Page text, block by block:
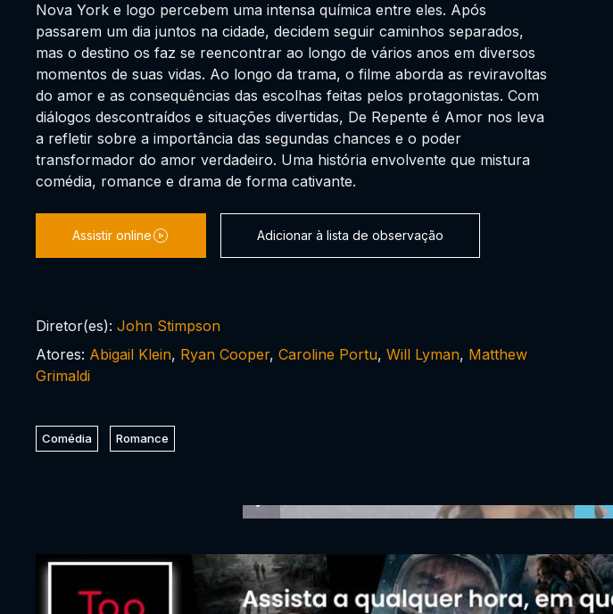
Nova York e logo percebem uma intensa química entre eles. Após
passarem um dia juntos na cidade, decidem seguir caminhos separados,
mas o destino os faz se reencontrar ao longo de vários anos em diversos
momentos de suas vidas. Ao longo da trama, o filme aborda as reviravoltas
do amor e as consequências das escolhas feitas pelos protagonistas. Com
diálogos descontraídos e situações divertidas, De Repente é Amor nos leva
a refletir sobre a importância das segundas chances e o poder
transformador do amor verdadeiro. Uma história envolvente que mistura
comédia, romance e drama de forma cativante.
Assistir online Adicionar à lista de observação
Diretor(es): John Stimpson
Atores: Abigail Klein, Ryan Cooper, Caroline Portu, Will Lyman, Matthew
Grimaldi
Comédia Romance